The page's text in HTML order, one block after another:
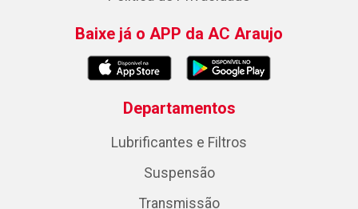
Baixe já o APP da AC Araujo
Departamentos
Lubrificantes e Filtros
Suspensão
Transmissão